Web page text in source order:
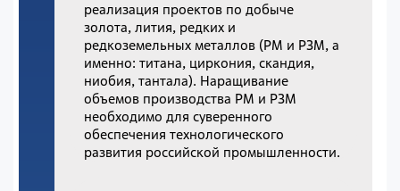
реализация проектов по добыче
золота, лития, редких и
редкоземельных металлов (РМ и РЗМ, а
именно: титана, циркония, скандия,
ниобия, тантала). Наращивание
объемов производства РМ и РЗМ
необходимо для суверенного
обеспечения технологического
развития российской промышленности.